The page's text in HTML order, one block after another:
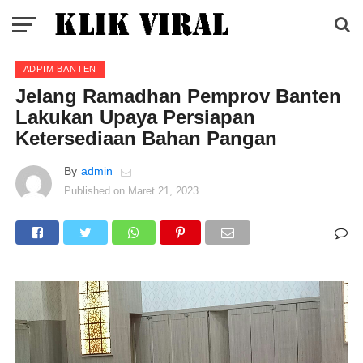
ADPIM BANTEN
Jelang Ramadhan Pemprov Banten
Lakukan Upaya Persiapan
Ketersediaan Bahan Pangan
By admin
Published on Maret 21, 2023